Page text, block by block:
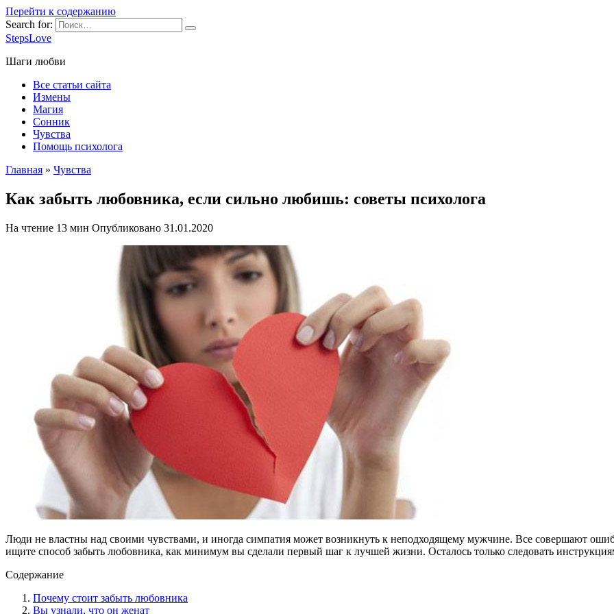
Перейти к содержанию
Search for:
StepsLove
Шаги любви
Все статьи сайта
Измены
Магия
Сонник
Чувства
Помощь психолога
Главная » Чувства
Как забыть любовника, если сильно любишь: советы психолога
На чтение 13 мин Опубликовано 31.01.2020
Люди не властны над своими чувствами, и иногда симпатия может возникнуть к неподходящему мужчине. Все совершают
ищите способ забыть любовника, как минимум вы сделали первый шаг к лучшей жизни. Осталось только следовать
Содержание
Почему стоит забыть любовника
Вы узнали, что он женат